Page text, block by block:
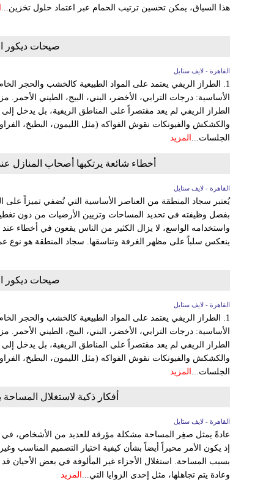
هذا السياق، يمكن تحسين ترتيب الحمام عبر اعتماد حلول تخزين...
صيحات ديكور
القاهرة - لايف ستايل
1. الطراز الريفي يعتمد على المواد الطبيعية كالخشب والحجر
الأساسية: درجات الترابي، الأخضر، البني، البيج، الطيني الأحمر.
والكشكش والفيونكات نقوش الفواكه (مثل الليمون، البطيخ،
الجلسات... المزيد
أخطاء شائعة يرتكبها أصحاب المنازل
القاهرة - لايف ستايل
يُعتبر سجاد المنطقة من العناصر الأساسية التي تُضفي تميزاً على
بفضل وظيفته في تحديد المساحات وتزيين الأرضيات من دون
واستخدامه الواسع، لا يزال الكثير من الناس يقعون في أخطاء عند
ينعكس سلباً على مظهر الغرفة وتناسقها. سجاد المنطقة هو نوع
صيحات ديكور
القاهرة - لايف ستايل
1. الطراز الريفي يعتمد على المواد الطبيعية كالخشب والحجر
الأساسية: درجات الترابي، الأخضر، البني، البيج، الطيني الأحمر.
والكشكش والفيونكات نقوش الفواكه (مثل الليمون، البطيخ،
الجلسات...
المزيد
أفكار ذكية لاستغلال
القاهرة - لايف ستايل
عادةً يمثل صغِر المساحة مشكلة مؤرقة للعديد من الأشخاص، في
إذ يكون الأمر محيراً أيضاً بشأن كيفية اختيار التصميم المناسب
بسبب المساحة. استغلال الأجزاء غير المألوفة في بعض الأحيان
وعادة يتم تجاهلها، مثل إحدى الزوايا التي... المزيد